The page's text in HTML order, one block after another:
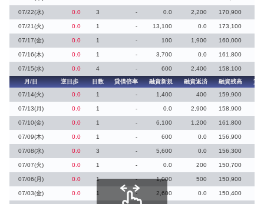
07/22(水) 0.0 3 - 0.0 2,200 170,900
07/21(火) 0.0 1 - 13,100 0.0 173,100
07/17(金) 0.0 1 - 100 1,900 160,000
07/16(木) 0.0 1 - 3,700 0.0 161,800
07/15(水) 0.0 4 - 600 2,400
158,100
月/日
逆日歩 日数 貸借倍率 融資新規 融資返済 融資残高
貸
07/14(火)
0.0 1 - 1,400 400 159,900
07/13(月) 0.0 1 - 0.0 2,900 158,900
07/10(金) 0.0 1 - 6,100 1,200 161,800
07/09(木) 0.0 1 - 600 0.0 156,900
07/08(水) 0.0 3 - 5,600 0.0 156,300
07/07(火) 0.0 1 - 0.0 200 150,700
07/06(月) 0.0 1 - 1,000 500 150,900
07/03(金) 0.0 1 - 2,600 0.0 150,400